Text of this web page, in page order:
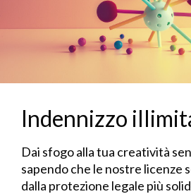
Indennizzo
Dai sfogo alla tua creatività
sapendo che le nostre licenze
dalla protezione legale più